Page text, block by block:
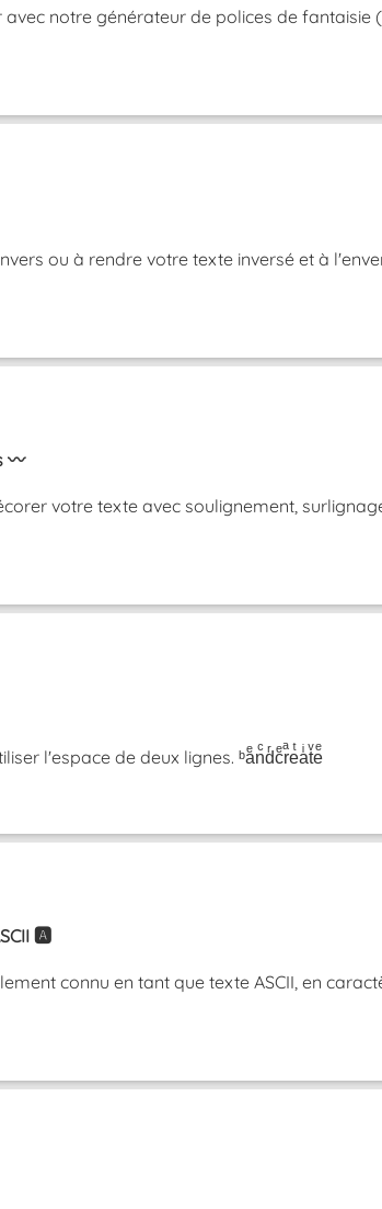
notre générateur de polices de fantaisie
ou à rendre votre texte inversé et à
〰️
votre texte avec soulignement,
l'espace de deux lignes. ᵇaͤnͨdͬcͤrͣeͭaͥtͮeͤ
🅰️
connu en tant que texte ASCII, en